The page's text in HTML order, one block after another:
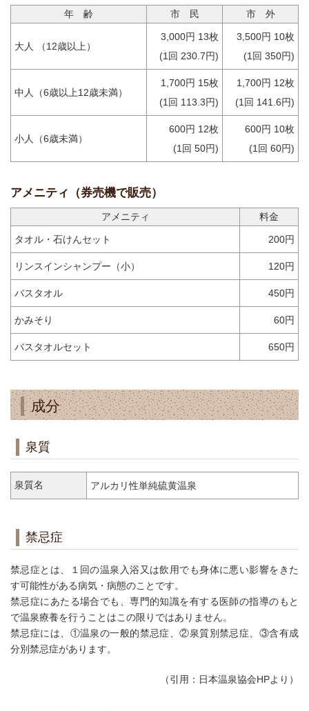
年 齢 市 民 市 外
大人 （12歳以上）
3,000円 13枚
(1回 230.7円)
3,500円 10枚
(1回 350円)
中人（6歳以上12歳未満）
1,700円 15枚
(1回 113.3円)
1,700円 12枚
(1回 141.6円)
小人（6歳未満）
600円 12枚
(1回 50円)
600円 10枚
(1回 60円)
アメニティ（券売機で販売）
アメニティ 料金
タオル・石けんセット 200円
リンスインシャンプー（小） 120円
バスタオル 450円
かみそり 60円
バスタオルセット 650円
成分
泉質
泉質名 アルカリ性単純硫黄温泉
禁忌症
禁忌症とは、１回の温泉入浴又は飲用でも身体に悪い影響をきた
す可能性がある病気・病態のことです。
禁忌症にあたる場合でも、専門的知識を有する医師の指導のもと
で温泉療養を行うことはこの限りではありません。
禁忌症には、①温泉の一般的禁忌症、②泉質別禁忌症、③含有成
分別禁忌症があります。
（引用：日本温泉協会HPより）